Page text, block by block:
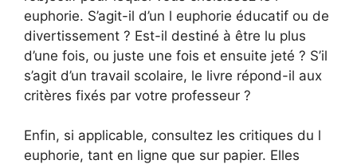
euphorie. S’agit-il d’un l euphorie éducatif ou de
divertissement ? Est-il destiné à être lu plus
d’une fois, ou juste une fois et ensuite jeté ? S’il
s’agit d’un travail scolaire, le livre répond-il aux
critères fixés par votre professeur ?
Enfin, si applicable, consultez les critiques du l
euphorie, tant en ligne que sur papier. Elles